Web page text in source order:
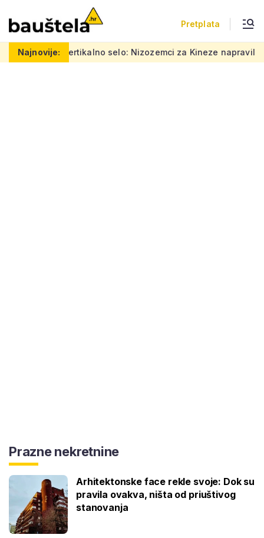
Pretplata
Najnovije:
Šareno vertikalno selo: Nizozemci za Kineze napravili
Prazne nekretnine
Arhitektonske face rekle svoje: Dok su
pravila ovakva, ništa od priuštivog
stanovanja